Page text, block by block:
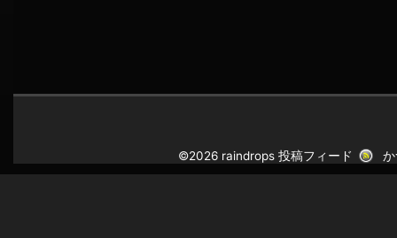
©2026 raindrops投稿フィード